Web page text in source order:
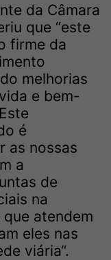
da Câmara
que “este
firme da
melhorias
e bem-
é
as nossas
a
de
na
atendem
eles nas
viária“.